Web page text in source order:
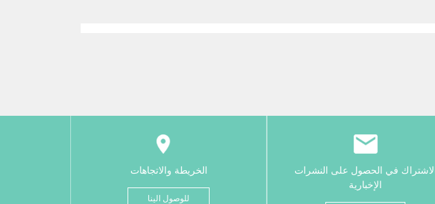
الاشتراك في الحصول على النشرات
الإخبارية
الخريطة والاتجاهات
للوصول الينا